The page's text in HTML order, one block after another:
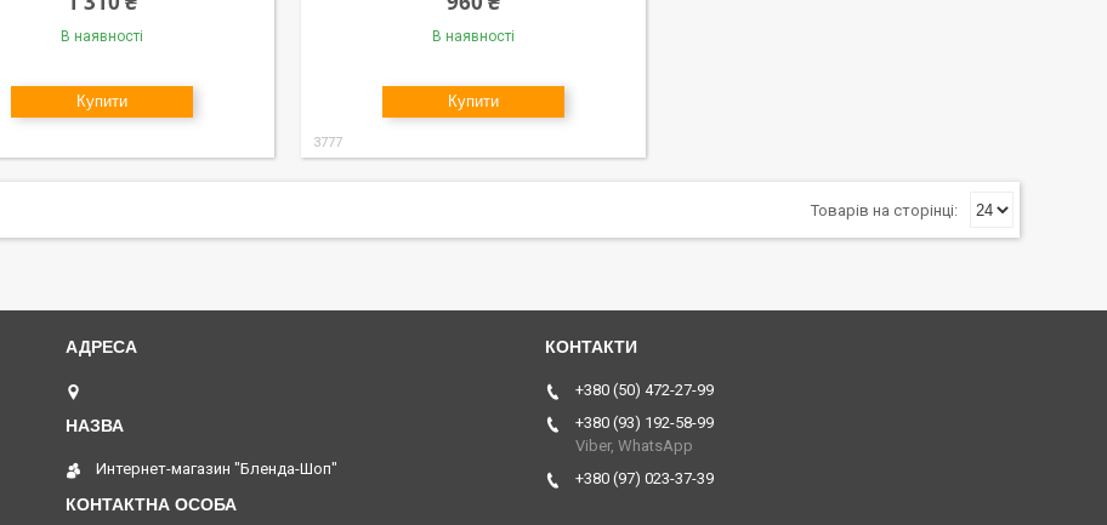
В наявності
Купити
В наявності
Купити
3777
Интернет-магазин "Бленда-Шоп"
+380 (50) 472-27-99
+380 (93) 192-58-99
Viber, WhatsApp
+380 (97) 023-37-39